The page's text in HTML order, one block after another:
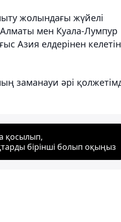
жолындағы жүйелі
мен Куала-Лумпур
Азия елдерінен келетін
заманауи әрі
қосылып,
бірінші болып оқыңыз